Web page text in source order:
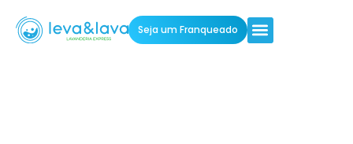
Seja um Franqueado